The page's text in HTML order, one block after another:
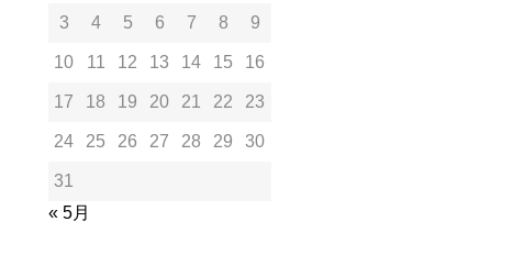
3 4 5 6 7 8 9
10 11 12 13 14 15 16
17 18 19 20 21 22 23
24 25 26 27 28 29 30
31
« 5月